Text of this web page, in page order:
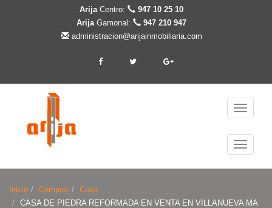
ArijaCentro:
947 10 25 10
ArijaGamonal:
947 210 947
administracion@arijainmobiliaria.com
Cambiar
Cambiar
Inicio Comprar
Casa
CASA DE PIEDRA REFORMADA EN VENTA EN VILLANUEVA MA